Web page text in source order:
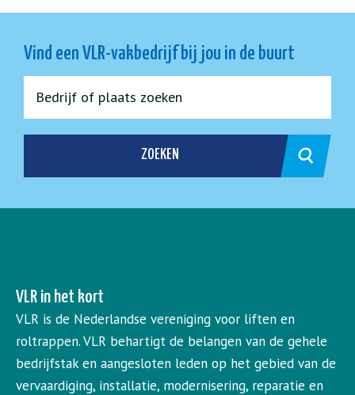
Vind een VLR-vakbedrijf bij jou in de buurt
ZOEKEN
VLR in het kort
VLR is de Nederlandse vereniging voor liften en
roltrappen. VLR behartigt de belangen van de gehele
bedrijfstak en aangesloten leden op het gebied van de
vervaardiging, installatie, modernisering, reparatie en